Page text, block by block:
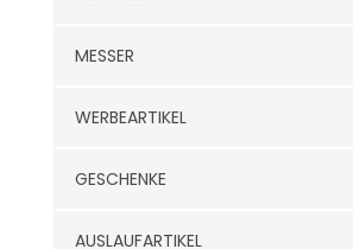
MESSER
WERBEARTIKEL
GESCHENKE
AUSLAUFARTIKEL